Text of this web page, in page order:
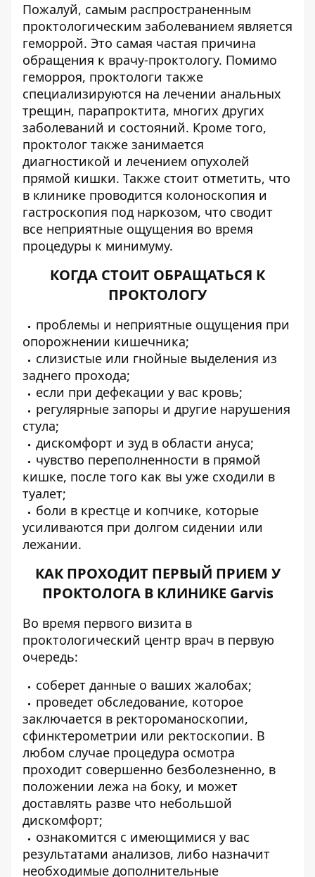
Пожалуй, самым распространенным
проктологическим заболеванием является
геморрой. Это самая частая причина
обращения к врачу-проктологу. Помимо
геморроя, проктологи также
специализируются на лечении анальных
трещин, парапроктита, многих других
заболеваний и состояний. Кроме того,
проктолог также занимается
диагностикой и лечением опухолей
прямой кишки. Также стоит отметить, что
в клинике проводится колоноскопия и
гастроскопия под наркозом, что сводит
все неприятные ощущения во время
процедуры к минимуму.
КОГДА СТОИТ ОБРАЩАТЬСЯ К
ПРОКТОЛОГУ
проблемы и неприятные ощущения при
опорожнении кишечника;
слизистые или гнойные выделения из
заднего прохода;
если при дефекации у вас кровь;
регулярные запоры и другие нарушения
стула;
дискомфорт и зуд в области ануса;
чувство переполненности в прямой
кишке, после того как вы уже сходили в
туалет;
боли в крестце и копчике, которые
усиливаются при долгом сидении или
лежании.
КАК ПРОХОДИТ ПЕРВЫЙ ПРИЕМ У
ПРОКТОЛОГА В КЛИНИКЕ Garvis
Во время первого визита в
проктологический центр врач в первую
очередь:
соберет данные о ваших жалобах;
проведет обследование, которое
заключается в ректороманоскопии,
сфинктерометрии или ректоскопии. В
любом случае процедура осмотра
проходит совершенно безболезненно, в
положении лежа на боку, и может
доставлять разве что небольшой
дискомфорт;
ознакомится с имеющимися у вас
результатами анализов, либо назначит
необходимые дополнительные